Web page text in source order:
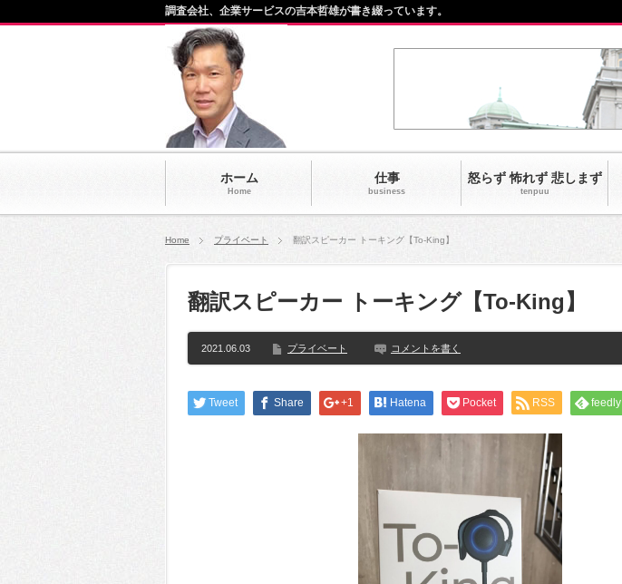
ホーム
Home
仕事
business
怒らず 怖れず 悲しまず
tenpuu
調査会社、企業サービスの吉本哲雄が書き綴っています。
Home プライベート 翻訳スピーカー トーキング【To-King】
翻訳スピーカー トーキング【To-King】
2021.06.03 プライベート コメントを書く
Tweet Share +1 Hatena Pocket RSS feedly